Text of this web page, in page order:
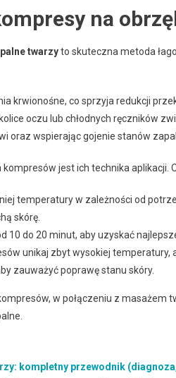
na
twarzyto skuteczna metoda
krwionośne, co sprzyja redukcji
oczu lub chłodnych ręczników
oraz wspierając gojenie stanów
jest ich technika aplikacji.
temperatury w zależności od
skórę.
10 do 20 minut, aby uzyskać
unikaj zbyt wysokiej temperatury,
zauważyć poprawę stanu skóry.
w połączeniu z masażem
kompletny przewodnik